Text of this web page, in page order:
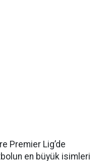
Premier Lig’de
en büyük isimleri